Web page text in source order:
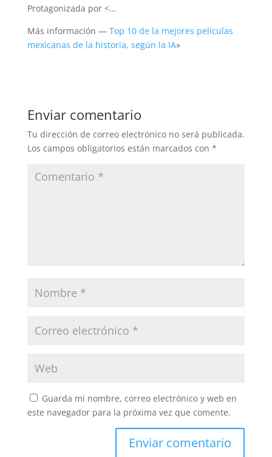
Protagonizada por <…
Más información — Top 10 de la mejores películas
mexicanas de la historia, según la IA»
Enviar comentario
Tu dirección de correo electrónico no será publicada.
Los campos obligatorios están marcados con *
Guarda mi nombre, correo electrónico y web en
este navegador para la próxima vez que comente.